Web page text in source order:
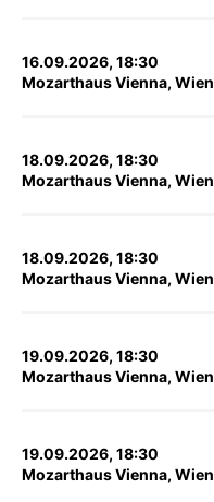
16.09.2026, 18:30
Mozarthaus Vienna, Wien
18.09.2026, 18:30
Mozarthaus Vienna, Wien
18.09.2026, 18:30
Mozarthaus Vienna, Wien
19.09.2026, 18:30
Mozarthaus Vienna, Wien
19.09.2026, 18:30
Mozarthaus Vienna, Wien